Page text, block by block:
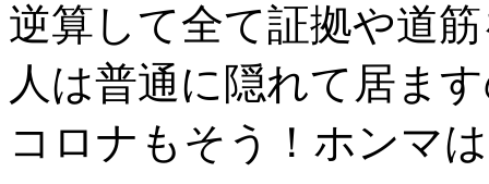
逆算して全て証拠や道
人は普通に隠れて居ま
コロナもそう！ホンマ